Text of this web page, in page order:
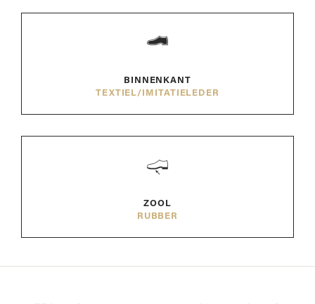
BINNENKANT
TEXTIEL/IMITATIELEDER
ZOOL
RUBBER